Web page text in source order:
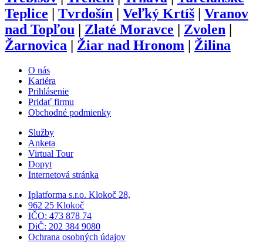
Teplice
Tvrdošín Veľký Krtíš
Vranov
nad Topľou
Zlaté Moravce Zvolen
Žarnovica
Žiar nad Hronom Žilina
O nás
Kariéra
Prihlásenie
Pridať firmu
Obchodné podmienky
Služby
Anketa
Virtual Tour
Dopyt
Internetová stránka
Iplatforma s.r.o. Klokoč 28,
962 25 Klokoč
IČO: 473 878 74
DiČ: 202 384 9080
Ochrana osobných údajov